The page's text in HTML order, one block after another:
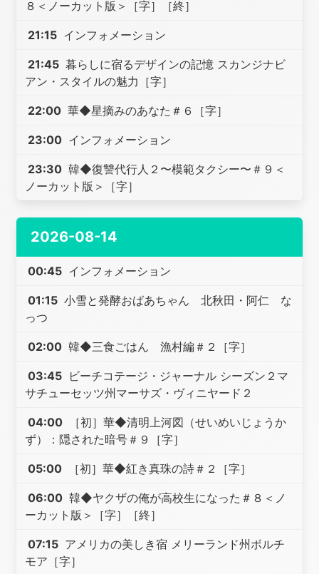
８＜ノーカット版＞［字］［終］
21:15 インフォメーション
21:45 暮らしに宿るデザインの記憶 スカンジナビ
アン・スタイルの魅力［字］
22:00 華◆星摘みのあなた＃６［字］
23:00 インフォメーション
23:30 韓◆復讐代行人２〜模範タクシー〜＃９＜
ノーカット版＞［字］
2026-08-14
00:45 インフォメーション
01:15 小雪と発酵おばあちゃん 北秋田・阿仁 な
っつ
02:00 韓◆三食ごはん 漁村編＃２［字］
03:45 ビーチコテージ・ジャーナル シーズン２マ
サチューセッツ州マーサズ・ヴィニヤード２
04:00
［初］華◆清明上河図（せいめいじょうか
ず）：隠された暗号＃９［字］
05:00 ［初］華◆紅き真珠の詩＃２［字］
06:00 韓◆ヤクザの俺が高校生になった＃８＜ノ
ーカット版＞［字］［終］
07:15 アメリカの美しき宿 メリーランド州ボルチ
モア［字］